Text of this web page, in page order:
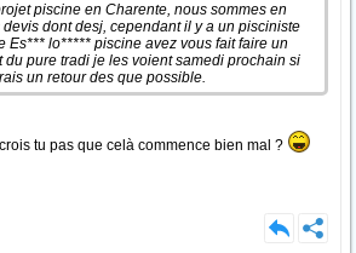
piscine en Charente, nous sommes en
dont desj, cependant il y a un pisciniste
du pure tradi je les voient samedi prochain si
un retour des que possible.
tu pas que celà commence bien mal ?